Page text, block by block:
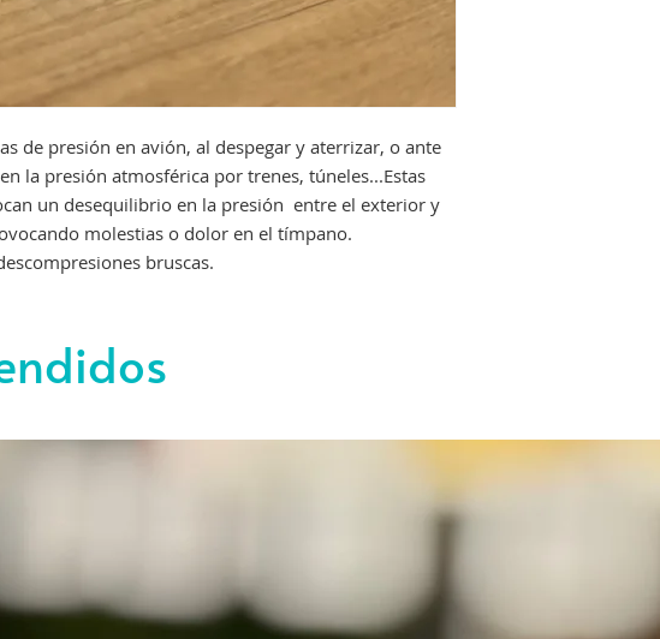
de presión en avión, al despegar y aterrizar, o ante
la presión atmosférica por trenes, túneles...Estas
un desequilibrio en la presión entre el exterior y
molestias o dolor en el tímpano.
bruscas.